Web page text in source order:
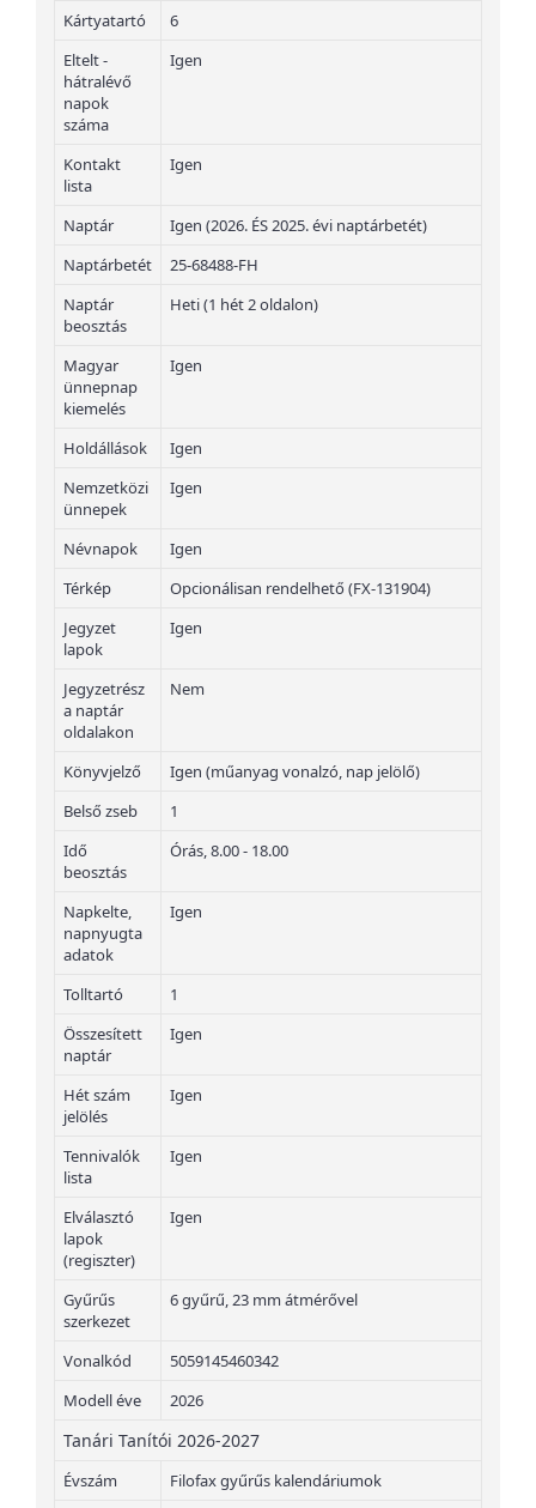
Kártyatartó
6
Eltelt -
hátralévő
napok
száma
Igen
Kontakt
lista
Igen
Naptár
Igen (2026. ÉS 2025. évi naptárbetét)
Naptárbetét
25-68488-FH
Naptár
beosztás
Heti (1 hét 2 oldalon)
Magyar
ünnepnap
kiemelés
Igen
Holdállások
Igen
Nemzetközi
ünnepek
Igen
Névnapok
Igen
Térkép
Opcionálisan rendelhető (FX-131904)
Jegyzet
lapok
Igen
Jegyzetrész
a naptár
oldalakon
Nem
Könyvjelző
Igen (műanyag vonalzó, nap jelölő)
Belső zseb
1
Idő
beosztás
Órás, 8.00 - 18.00
Napkelte,
napnyugta
adatok
Igen
Tolltartó
1
Összesített
naptár
Igen
Hét szám
jelölés
Igen
Tennivalók
lista
Igen
Elválasztó
lapok
(regiszter)
Igen
Gyűrűs
szerkezet
6 gyűrű, 23 mm átmérővel
Vonalkód
5059145460342
Modell éve
2026
Tanári Tanítói 2026-2027
Évszám
Filofax gyűrűs kalendáriumok